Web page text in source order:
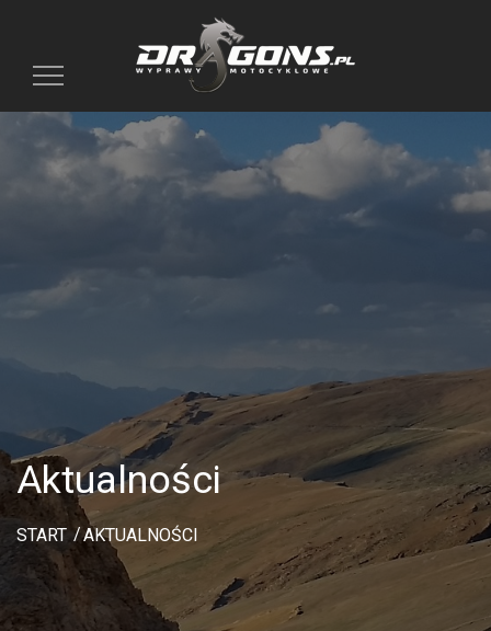
Toggle
Aktualności
START AKTUALNOŚCI